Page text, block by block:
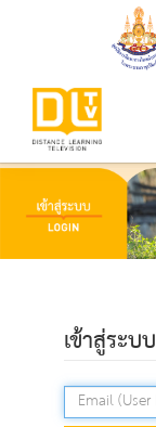
เข้าสู่ระบบ